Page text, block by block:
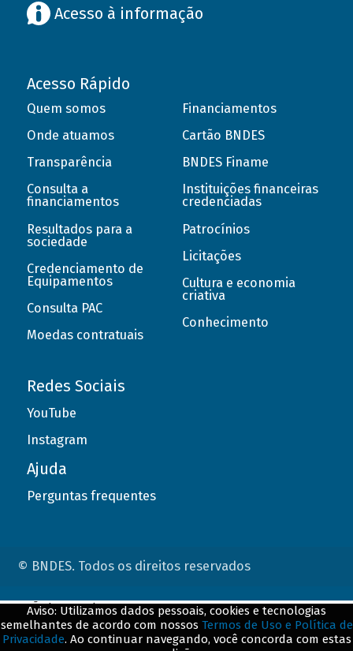
Acesso à informação
Acesso Rápido
Quem somos
Onde atuamos
Transparência
Consulta a
financiamentos
Resultados para a
sociedade
Credenciamento de
Equipamentos
Consulta PAC
Moedas contratuais
Financiamentos
Cartão BNDES
BNDES Finame
Instituições financeiras
credenciadas
Patrocínios
Licitações
Cultura e economia
criativa
Conhecimento
Redes Sociais
YouTube
Instagram
Ajuda
Perguntas frequentes
© BNDES. Todos os direitos reservados
Aviso: Utilizamos dados pessoais, cookies e tecnologias
semelhantes de acordo com nossos Termos de Uso e Política de
Privacidade. Ao continuar navegando, você concorda com estas
ConteÃºdo complementar
${title}${badge}